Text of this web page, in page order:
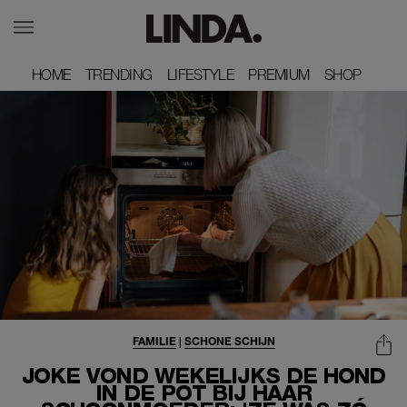
HOME
HOME TRENDING
TRENDING LIFESTYLE
LIFESTYLE PREMIUM
PREMIUM SHOP
SHOP
JOKE VOND WEKELIJKS DE HOND
IN DE POT BIJ HAAR
FAMILIE| SCHONE SCHIJN